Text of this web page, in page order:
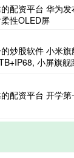
配资平台 华为
性OLED屏
炒股软件 小米旗
小屏旗舰
配资平台 开学